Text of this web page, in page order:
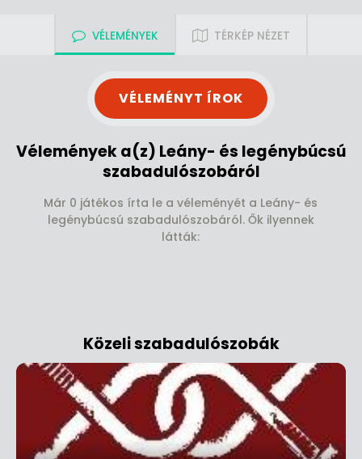
VÉLEMÉNYEK TÉRKÉP NÉZET
VÉLEMÉNYT ÍROK
Vélemények a(z) Leány- és legénybúcsú
szabadulószobáról
Már 0 játékos írta le a véleményét a Leány- és
legénybúcsú szabadulószobáról. Ők ilyennek
látták:
Közeli szabadulószobák